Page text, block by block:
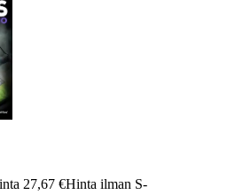
27,67 €Hinta ilman S-